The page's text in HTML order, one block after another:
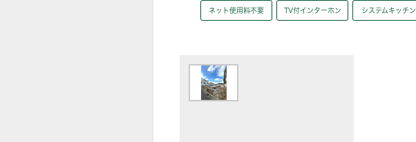
ネット使用料不要 TV付インターホン システムキッチン